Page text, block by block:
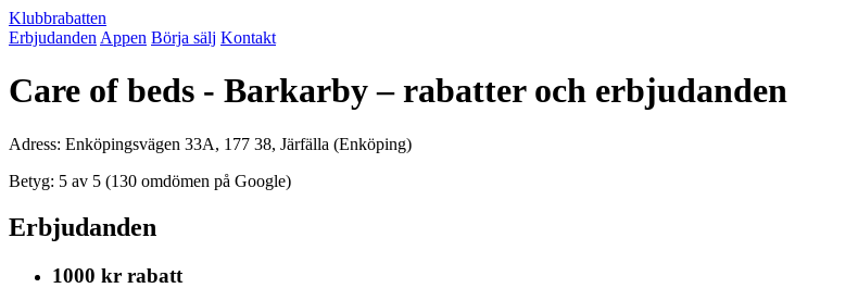
Klubbrabatten
Erbjudanden Appen Börja sälj Kontakt
Care of beds - Barkarby – rabatter och erbjudanden
Adress: Enköpingsvägen 33A, 177 38, Järfälla (Enköping)
Betyg: 5 av 5 (130 omdömen på Google)
Erbjudanden
1000 kr rabatt